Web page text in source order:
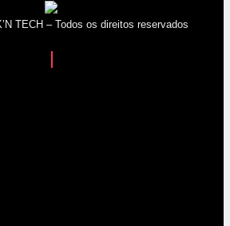
TECH – Todos os direitos reservados